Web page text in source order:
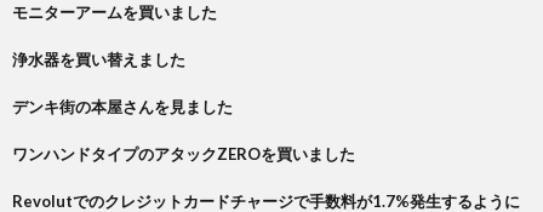
モニターアームを買いました
浄水器を買い替えました
デンキ街の本屋さんを見ました
ワンハンドタイプのアタックZEROを買いました
Revolutでのクレジットカードチャージで手数料が1.7%発生するように